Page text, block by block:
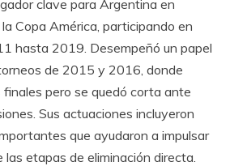
clave para Argentina en
Copa América, participando en
hasta 2019. Desempeñó un papel
de 2015 y 2016, donde
pero se quedó corta ante
Sus actuaciones incluyeron
que ayudaron a impulsar
etapas de eliminación directa.